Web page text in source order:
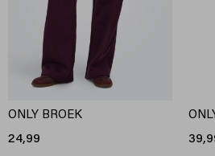
ONLY BROEK
24,99